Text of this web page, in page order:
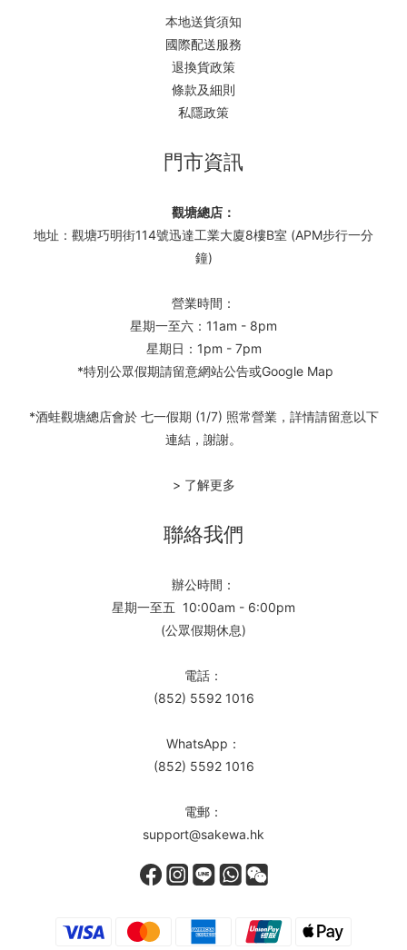
本地送貨須知
國際配送服務
退換貨政策
條款及細則
私隱政策
門市資訊
觀塘總店：
地址：觀塘巧明街114號迅達工業大廈8樓B室 (APM步行一分
鐘)
營業時間：
星期一至六：11am - 8pm
星期日：1pm - 7pm
*特別公眾假期請留意網站公告或Google Map
*酒蛙觀塘總店會於 七一假期 (1/7) 照常營業，詳情請留意以下
連結，謝謝。
> 了解更多
聯絡我們
辦公時間：
星期一至五 10:00am - 6:00pm
(公眾假期休息)
電話：
(852) 5592 1016
WhatsApp：
(852) 5592 1016
電郵：
support@sakewa.hk